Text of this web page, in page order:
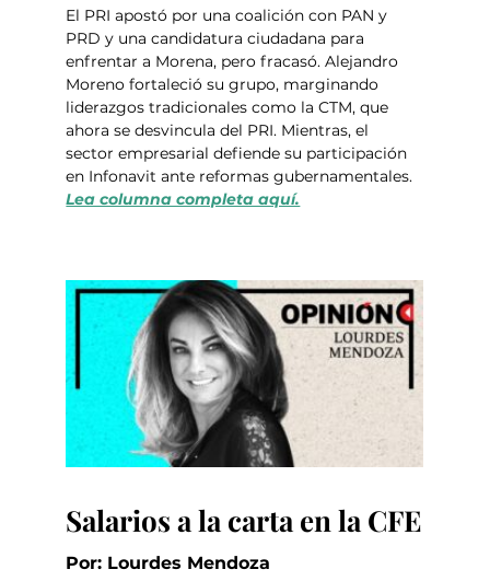
El PRI apostó por una coalición con PAN y
PRD y una candidatura ciudadana para
enfrentar a Morena, pero fracasó. Alejandro
Moreno fortaleció su grupo, marginando
liderazgos tradicionales como la CTM, que
ahora se desvincula del PRI. Mientras, el
sector empresarial defiende su participación
en Infonavit ante reformas gubernamentales.
Lea columna completa aquí.
Salarios a la carta en la CFE
Por: Lourdes Mendoza